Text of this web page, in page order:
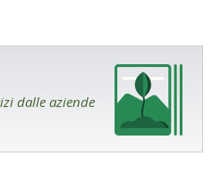
dalle aziende